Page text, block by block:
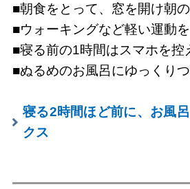
■朝食をとって、窓を開け朝の
■ウォーキングなど軽い運動を
■寝る前の1時間はスマホを控
■ぬるめのお風呂にゆっくりつ
寝る2時間ほど前に、お風
クス